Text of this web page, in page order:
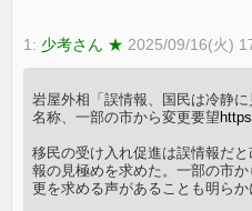
1: 少考さん ★ 2025/09/16(火)
岩屋外相「誤情報、国民は冷静
名称、一部の市から変更要望
移民の受け入れ促進は誤情報だ
報の見極めを求めた。一部の市
更を求める声があることも明らか